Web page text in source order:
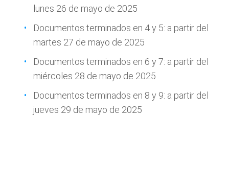
lunes 26 de mayo de 2025
Documentos terminados en 4 y 5: a partir del
martes 27 de mayo de 2025
Documentos terminados en 6 y 7: a partir del
miércoles 28 de mayo de 2025
Documentos terminados en 8 y 9: a partir del
jueves 29 de mayo de 2025